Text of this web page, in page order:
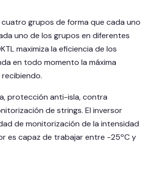
grupos de forma que cada uno
uno de los grupos en diferentes
maximiza la eficiencia de los
en todo momento la máxima
protección anti-isla, contra
de strings. El inversor
de monitorización de la intensidad
es capaz de trabajar entre -25ºC y